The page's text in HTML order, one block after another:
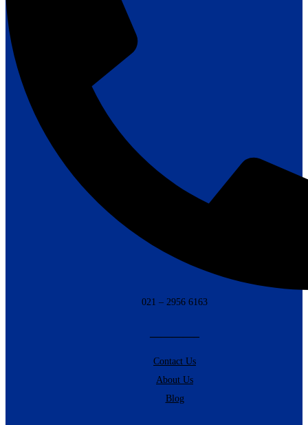
021 – 2956 6163
————–
Contact Us
About Us
Blog